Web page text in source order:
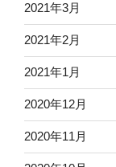
2021年3月
2021年2月
2021年1月
2020年12月
2020年11月